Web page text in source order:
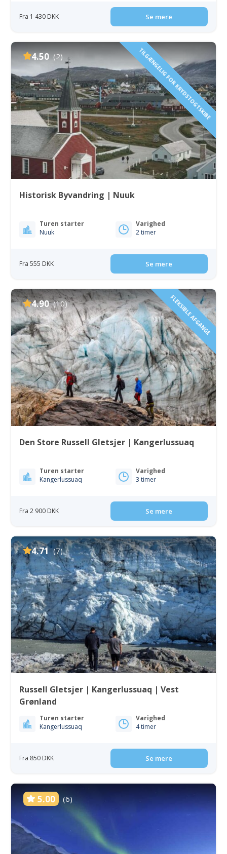
Fra 1 430 DKK Se mere
4.50 (2) TILGÆNGELIG FOR KRYDSTOGTSKIBE
Historisk Byvandring | Nuuk
Turen starter
Nuuk
Varighed
2 timer
Fra 555 DKK Se mere
4.90 (10) FLEKSIBLE AFGANGE
Den Store Russell Gletsjer | Kangerlussuaq
Turen starter
Kangerlussuaq
Varighed
3 timer
Fra 2 900 DKK Se mere
4.71 (7)
Russell Gletsjer | Kangerlussuaq | Vest
Grønland
Turen starter
Kangerlussuaq
Varighed
4 timer
Fra 850 DKK Se mere
5.00 (6)